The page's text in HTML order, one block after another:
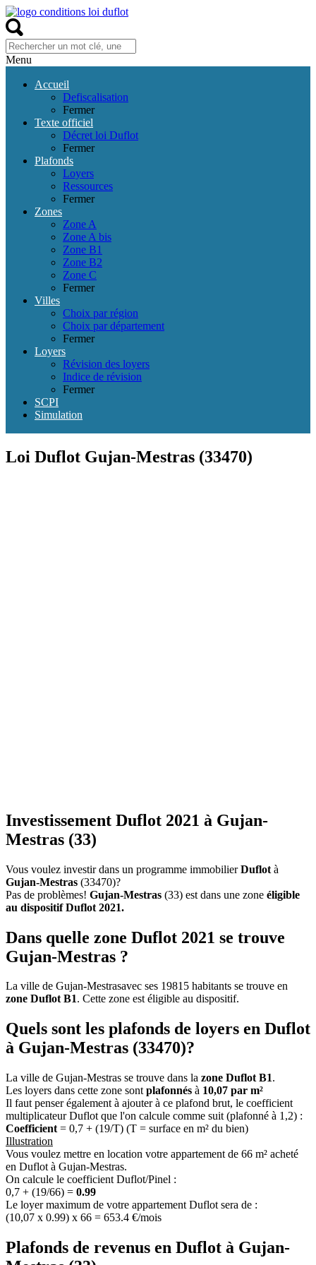
Menu
Accueil
Defiscalisation
Fermer
Texte officiel
Décret loi Duflot
Fermer
Plafonds
Loyers
Ressources
Fermer
Zones
Zone A
Zone A bis
Zone B1
Zone B2
Zone C
Fermer
Villes
Choix par région
Choix par département
Fermer
Loyers
Révision des loyers
Indice de révision
Fermer
SCPI
Simulation
Loi Duflot Gujan-Mestras (33470)
Investissement Duflot 2021 à Gujan-
Mestras (33)
Vous voulez investir dans un programme immobilierDuflot à
Gujan-Mestras (33470)?
Pas de problèmes! Gujan-Mestras (33) est dans une zone éligible
au dispositif Duflot 2021.
Dans quelle zone Duflot 2021 se trouve
Gujan-Mestras ?
La ville de Gujan-Mestrasavec ses 19815 habitants se trouve en
zone Duflot B1. Cette zone est éligible au dispositif.
Quels sont les plafonds de loyers en Duflot
à Gujan-Mestras (33470)?
La ville de Gujan-Mestras se trouve dans la zone Duflot B1.
Les loyers dans cette zone sont plafonnés à 10,07 par m²
Il faut penser également à ajouter à ce plafond brut, le coefficient
multiplicateur Duflot que l'on calcule comme suit (plafonné à 1,2) :
Coefficient = 0,7 + (19/T) (T = surface en m² du bien)
Illustration
Vous voulez mettre en location votre appartement de 66 m² acheté
en Duflot à Gujan-Mestras.
On calcule le coefficient Duflot/Pinel :
0,7 + (19/66) = 0.99
Le loyer maximum de votre appartement Duflot sera de :
(10,07 x 0.99) x 66 = 653.4 €/mois
Plafonds de revenus en Duflot à Gujan-